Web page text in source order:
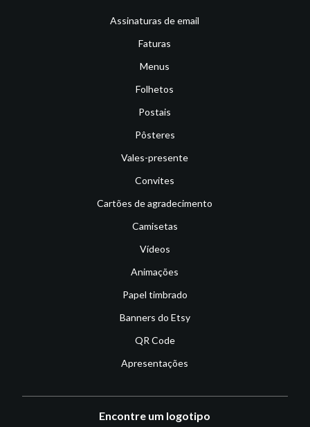
Assinaturas de email
Faturas
Menus
Folhetos
Postais
Pôsteres
Vales-presente
Convites
Cartões de agradecimento
Camisetas
Vídeos
Animações
Papel timbrado
Banners do Etsy
QR Code
Apresentações
Encontre um logotipo